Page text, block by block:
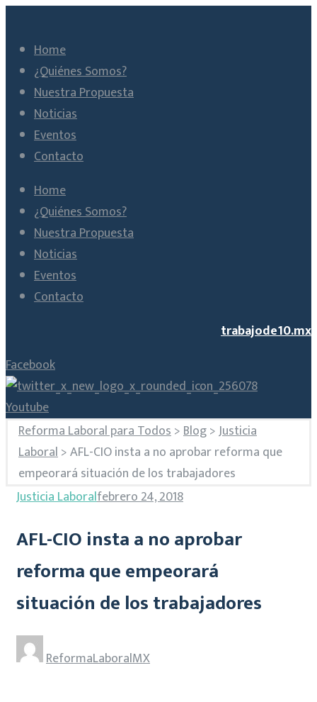
Home
¿Quiénes Somos?
Nuestra Propuesta
Noticias
Eventos
Contacto
Home
¿Quiénes Somos?
Nuestra Propuesta
Noticias
Eventos
Contacto
trabajode10.mx
Facebook
Youtube
Reforma Laboral para Todos>Blog>Justicia
Laboral>AFL-CIO insta a no aprobar reforma que
empeorará situación de los trabajadores
Justicia Laboralfebrero 24, 2018
AFL-CIO insta a no aprobar
reforma que empeorará
situación de los trabajadores
ReformaLaboralMX